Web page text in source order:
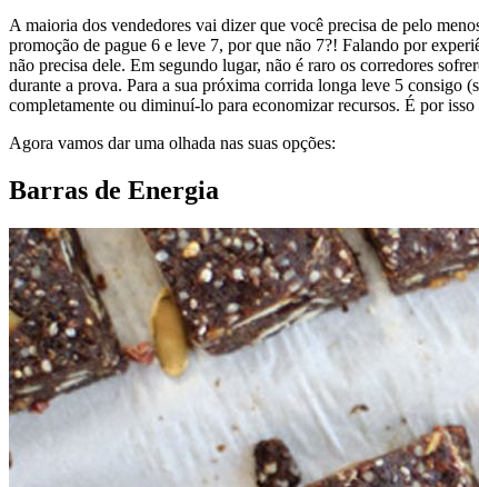
A maioria dos vendedores vai dizer que você precisa de pelo
promoção de pague 6 e leve 7, por que não 7?! Falando por
não precisa dele. Em segundo lugar, não é raro os corredores
durante a prova. Para a sua próxima corrida longa leve 5 consigo
completamente ou diminuí-lo para economizar recursos. É por
Agora vamos dar uma olhada nas suas opções:
Barras de Energia